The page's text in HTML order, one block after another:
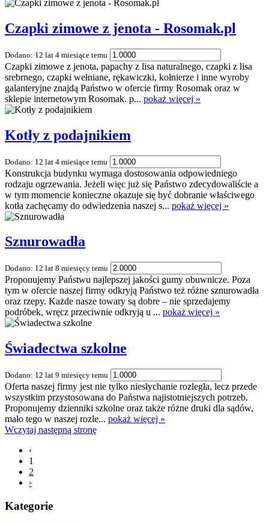
Czapki zimowe z jenota - Rosomak.pl
Dodano: 12 lat 4 miesiące temu
Czapki zimowe z jenota, papachy z lisa naturalnego, czapki z lisa
srebrnego, czapki wełniane, rękawiczki, kołnierze i inne wyroby
galanteryjne znajdą Państwo w ofercie firmy Rosomak oraz w
sklepie internetowym Rosomak. p... pokaż więcej »
Kotły z podajnikiem
Dodano: 12 lat 4 miesiące temu
Konstrukcja budynku wymaga dostosowania odpowiedniego
rodzaju ogrzewania. Jeżeli więc już się Państwo zdecydowaliście a
w tym momencie konieczne okazuje się być dobranie właściwego
kotła zachęcamy do odwiedzenia naszej s... pokaż więcej »
Sznurowadła
Dodano: 12 lat 8 miesięcy temu
Proponujemy Państwu najlepszej jakości gumy obuwnicze. Poza
tym w ofercie naszej firmy odkryją Państwo też różne sznurowadła
oraz rzepy. Każde nasze towary są dobre – nie sprzedajemy
podróbek, wręcz przeciwnie odkryją u ... pokaż więcej »
Świadectwa szkolne
Dodano: 12 lat 9 miesięcy temu
Oferta naszej firmy jest nie tylko niesłychanie rozległa, lecz przede
wszystkim przystosowana do Państwa najistotniejszych potrzeb.
Proponujemy dzienniki szkolne oraz także różne druki dla sądów,
mało tego w naszej rozle... pokaż więcej »
Wczytaj następną stronę
‹
1
2
›
Kategorie